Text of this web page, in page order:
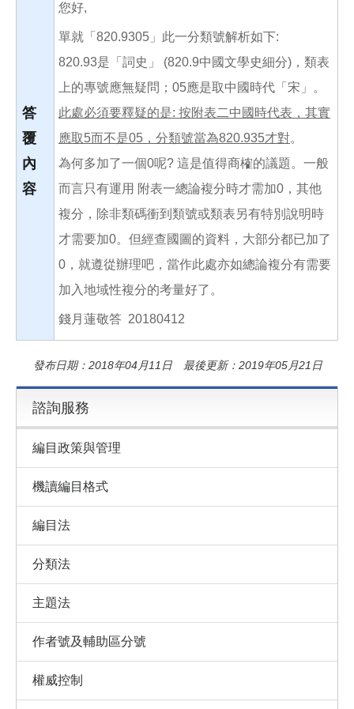
答
覆
內
容
您好,
單就「820.9305」此一分類號解析如下:
820.93是「詞史」 (820.9中國文學史細分)，類表
上的專號應無疑問；05應是取中國時代「宋」。
此處必須要釋疑的是: 按附表二中國時代表，其實
應取5而不是05，分類號當為820.935才對。
為何多加了一個0呢? 這是值得商榷的議題。一般
而言只有運用 附表一總論複分時才需加0，其他
複分，除非類碼衝到類號或類表另有特別說明時
才需要加0。但經查國圖的資料，大部分都已加了
0，就遵從辦理吧，當作此處亦如總論複分有需要
加入地域性複分的考量好了。
錢月蓮敬答 20180412
發布日期：2018年04月11日 最後更新：2019年05月21日
諮詢服務
編目政策與管理
機讀編目格式
編目法
分類法
主題法
作者號及輔助區分號
權威控制